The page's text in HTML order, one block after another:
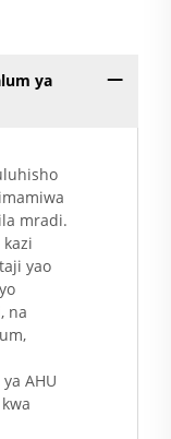
ya
mradi.
yao
na
AHU